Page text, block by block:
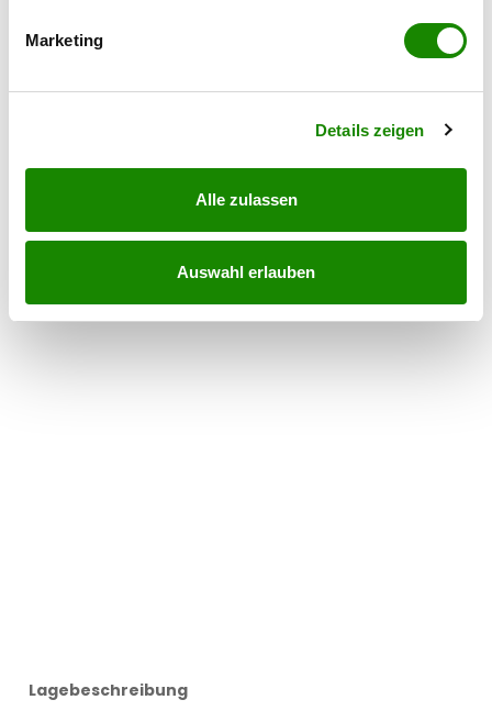
bestimmten Merkmalen (Fingerprinting) identifizieren
Erfahren Sie mehr darüber, wie Ihre persönlichen Daten
Marketing
Details zeigen
Alle zulassen
Auswahl erlauben
Lagebeschreibung